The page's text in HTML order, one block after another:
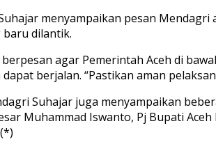
menyampaikan pesan
dilantik.
agar Pemerintah Aceh di
berjalan. “Pastikan aman
Suhajar juga menyampaikan
Muhammad Iswanto, Pj Bupati